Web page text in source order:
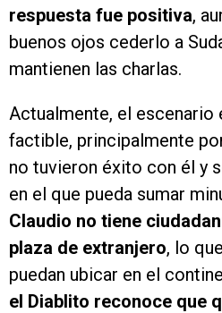
respuesta fue positiva,
buenos ojos cederlo a
mantienen las charlas.
Actualmente, el escenario
factible, principalmente
no tuvieron éxito con él y
en el que pueda sumar
Claudio no tiene
plaza de extranjero, lo
puedan ubicar en el
el Diablito reconoce que